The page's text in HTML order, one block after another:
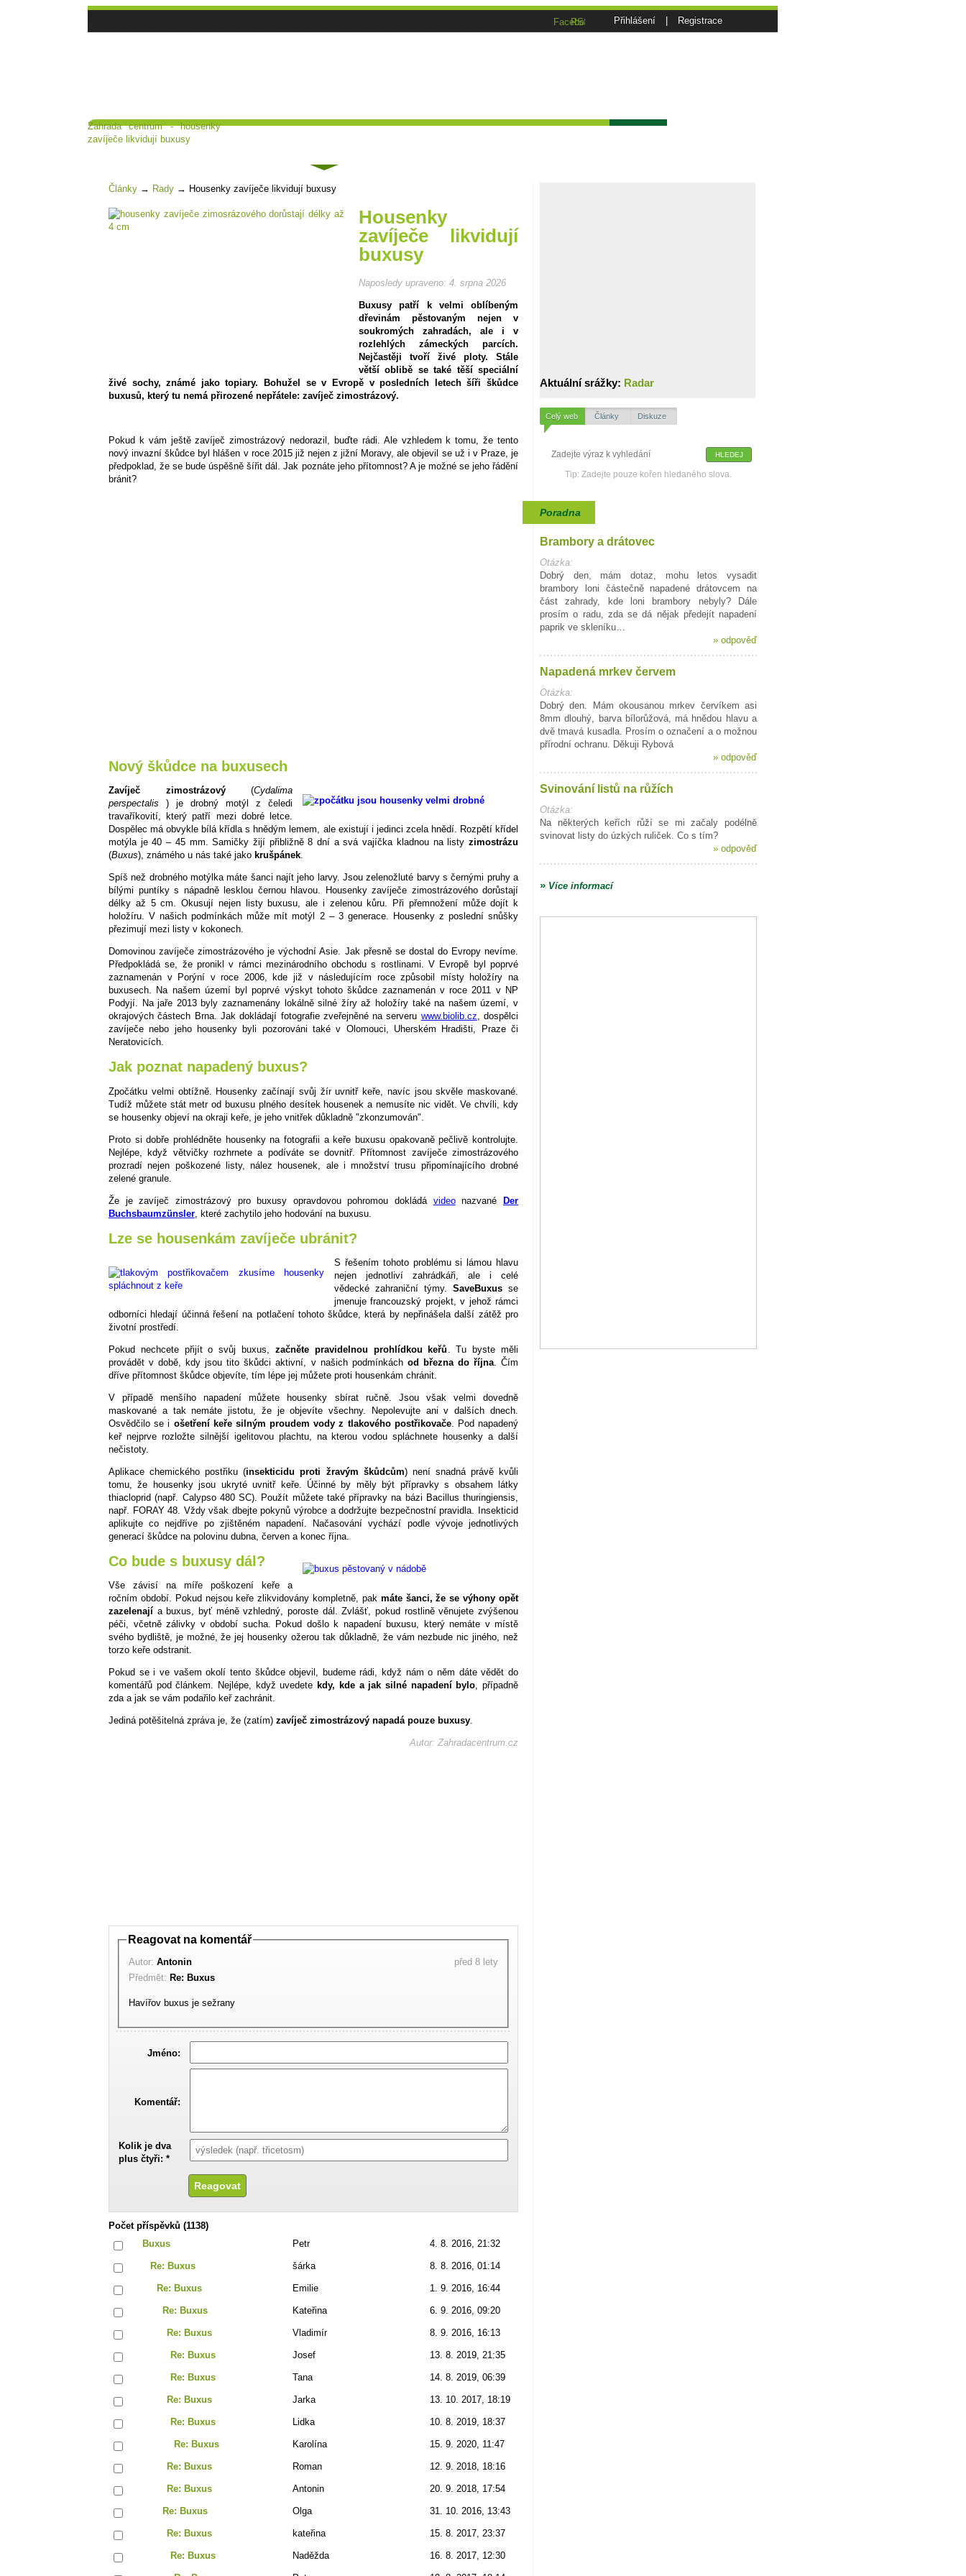
Přihlášení Registrace
Facebook
RSS
Zahrada centrum - housenky
zavíječe likvidují buxusy
Hlavní strana Poradna a diskuse
Články → Rady → Housenky zavíječe likvidují buxusy
Housenky
zavíječe likvidují
buxusy
Naposledy upraveno: 4. srpna 2026
Buxusy patří k velmi oblíbeným
dřevinám pěstovaným nejen v
soukromých zahradách, ale i v
rozlehlých zámeckých parcích.
Nejčastěji tvoří živé ploty. Stále
větší oblibě se také těší speciální
živé sochy, známé jako topiary. Bohužel se v Evropě v posledních letech šíři škůdce
buxusů, který tu nemá přirozené nepřátele: zavíječ zimostrázový.
Pokud k vám ještě zavíječ zimostrázový nedorazil, buďte rádi. Ale vzhledem k tomu, že tento
nový invazní škůdce byl hlášen v roce 2015 již nejen z jižní Moravy, ale objevil se už i v Praze, je
předpoklad, že se bude úspěšně šířit dál. Jak poznáte jeho přítomnost? A je možné se jeho řádění
bránit?
Nový škůdce na buxusech
Zavíječ zimostrázový (Cydalima
perspectalis ) je drobný motýl z čeledi
travaříkovití, který patří mezi dobré letce.
Dospělec má obvykle bílá křídla s hnědým lemem, ale existují i jedinci zcela hnědí. Rozpětí křídel
motýla je 40 – 45 mm. Samičky žijí přibližně 8 dní a svá vajíčka kladnou na listy zimostrázu
(Buxus), známého u nás také jako krušpánek.
Spíš než drobného motýlka máte šanci najít jeho larvy. Jsou zelenožluté barvy s černými pruhy a
bílými puntíky s nápadně lesklou černou hlavou. Housenky zavíječe zimostrázového dorůstají
délky až 5 cm. Okusují nejen listy buxusu, ale i zelenou kůru. Při přemnožení může dojít k
holožíru. V našich podmínkách může mít motýl 2 – 3 generace. Housenky z poslední snůšky
přezimují mezi listy v kokonech.
Domovinou zavíječe zimostrázového je východní Asie. Jak přesně se dostal do Evropy nevíme.
Předpokládá se, že pronikl v rámci mezinárodního obchodu s rostlinami. V Evropě byl poprvé
zaznamenán v Porýní v roce 2006, kde již v následujícím roce způsobil místy holožíry na
buxusech. Na našem území byl poprvé výskyt tohoto škůdce zaznamenán v roce 2011 v NP
Podyjí. Na jaře 2013 byly zaznamenány lokálně silné žíry až holožíry také na našem území, v
okrajových částech Brna. Jak dokládají fotografie zveřejněné na serveru www.biolib.cz, dospělci
zavíječe nebo jeho housenky byli pozorováni také v Olomouci, Uherském Hradišti, Praze či
Neratovicích.
Jak poznat napadený buxus?
Zpočátku velmi obtížně. Housenky začínají svůj žír uvnitř keře, navíc jsou skvěle maskované.
Tudíž můžete stát metr od buxusu plného desítek housenek a nemusíte nic vidět. Ve chvíli, kdy
se housenky objeví na okraji keře, je jeho vnitřek důkladně "zkonzumován".
Proto si dobře prohlédněte housenky na fotografii a keře buxusu opakovaně pečlivě kontrolujte.
Nejlépe, když větvičky rozhrnete a podíváte se dovnitř. Přítomnost zavíječe zimostrázového
prozradí nejen poškozené listy, nález housenek, ale i množství trusu připomínajícího drobné
zelené granule.
Že je zavíječ zimostrázový pro buxusy opravdovou pohromou dokládá videonazvanéDer
Buchsbaumzünsler , které zachytilo jeho hodování na buxusu.
Lze se housenkám zavíječe ubránit?
S řešením tohoto problému si lámou hlavu
nejen jednotliví zahrádkáři, ale i celé
vědecké zahraniční týmy. SaveBuxus se
jmenuje francouzský projekt, v jehož rámci
odborníci hledají účinná řešení na potlačení tohoto škůdce, která by nepřinášela další zátěž pro
životní prostředí.
Pokud nechcete přijít o svůj buxus, začněte pravidelnou prohlídkou keřů . Tu byste měli
provádět v době, kdy jsou tito škůdci aktivní, v našich podmínkách od března do října. Čím
dříve přítomnost škůdce objevíte, tím lépe jej můžete proti housenkám chránit.
V případě menšího napadení můžete housenky sbírat ručně. Jsou však velmi dovedně
maskované a tak nemáte jistotu, že je objevíte všechny. Nepolevujte ani v dalších dnech.
Osvědčilo se i ošetření keře silným proudem vody z tlakového postřikovače. Pod napadený
keř nejprve rozložte silnější igelitovou plachtu, na kterou vodou spláchnete housenky a další
nečistoty.
Aplikace chemického postřiku (insekticidu proti žravým škůdcům) není snadná právě kvůli
tomu, že housenky jsou ukryté uvnitř keře. Účinné by měly být přípravky s obsahem látky
thiacloprid (např. Calypso 480 SC). Použít můžete také přípravky na bázi Bacillus thuringiensis,
např. FORAY 48. Vždy však dbejte pokynů výrobce a dodržujte bezpečnostní pravidla. Insekticid
aplikujte co nejdříve po zjištěném napadení. Načasování vychází podle vývoje jednotlivých
generací škůdce na polovinu dubna, červen a konec října.
Co bude s buxusy dál?
Vše závisí na míře poškození keře a
ročním období. Pokud nejsou keře zlikvidovány kompletně, pak máte šanci, že se výhony opět
zazelenají a buxus, byť méně vzhledný, poroste dál. Zvlášť, pokud rostlině věnujete zvýšenou
péči, včetně zálivky v období sucha. Pokud došlo k napadení buxusu, který nemáte v místě
svého bydliště, je možné, že jej housenky ožerou tak důkladně, že vám nezbude nic jiného, než
torzo keře odstranit.
Pokud se i ve vašem okolí tento škůdce objevil, budeme rádi, když nám o něm dáte vědět do
komentářů pod článkem. Nejlépe, když uvedete kdy, kde a jak silné napadení bylo, případně
zda a jak se vám podařilo keř zachránit.
Jediná potěšitelná zpráva je, že (zatím) zavíječ zimostrázový napadá pouze buxusy.
Autor: Zahradacentrum.cz
Reagovat na komentář
Autor: Antonin
před 8 lety
Předmět: Re: Buxus
Havířov buxus je sežrany
Jméno:
Komentář:
Kolik je dva
plus čtyři: *
Počet příspěvků (1138)
Buxus
Petr 4. 8. 2016, 21:32
Re: Buxus šárka 8. 8. 2016, 01:14
Re: Buxus Emilie 1. 9. 2016, 16:44
Re: Buxus Kateřina 6. 9. 2016, 09:20
Re: Buxus Vladimír 8. 9. 2016, 16:13
Re: Buxus Josef 13. 8. 2019, 21:35
Re: Buxus Tana 14. 8. 2019, 06:39
Re: Buxus Jarka 13. 10. 2017, 18:19
Re: Buxus Lidka 10. 8. 2019, 18:37
Re: Buxus Karolína 15. 9. 2020, 11:47
Re: Buxus Roman 12. 9. 2018, 18:16
Re: Buxus Antonin 20. 9. 2018, 17:54
Re: Buxus Olga 31. 10. 2016, 13:43
Re: Buxus kateřina 15. 8. 2017, 23:37
Re: Buxus Naděžda 16. 8. 2017, 12:30
Aktuální srážky: Radar
Celý web Články Diskuze
Tip: Zadejte pouze kořen hledaného slova.
Poradna
Brambory a drátovec
Otázka:
Dobrý den, mám dotaz, mohu letos vysadit
brambory loni částečně napadené drátovcem na
část zahrady, kde loni brambory nebyly? Dále
prosím o radu, zda se dá nějak předejít napadení
paprik ve skleníku…
» odpověď
Napadená mrkev červem
Otázka:
Dobrý den. Mám okousanou mrkev červíkem asi
8mm dlouhý, barva bílorůžová, má hnědou hlavu a
dvě tmavá kusadla. Prosím o označení a o možnou
přírodní ochranu. Děkuji Rybová
» odpověď
Svinování listů na růžích
Otázka:
Na některých keřích růží se mi začaly podélně
svinovat listy do úzkých ruliček. Co s tím?
» odpověď
» Více informací